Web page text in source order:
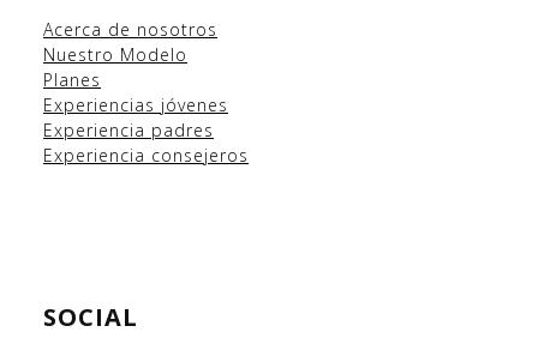
Acerca de nosotros
Nuestro Modelo
Planes
Experiencias jóvenes
Experiencia padres
Experiencia consejeros
SOCIAL